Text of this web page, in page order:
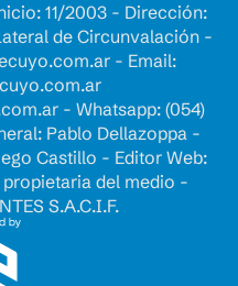
11/2003 - Dirección:
de Circunvalación -
- Email:
- Whatsapp: (054)
Pablo Dellazoppa -
Castillo - Editor Web:
del medio -
S.A.C.I.F.